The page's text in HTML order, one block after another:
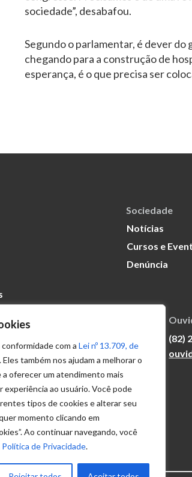
com a Lei nº 13.709, de
. Eles também nos ajudam a melhorar o
oferecer um atendimento mais
experiência ao usuário. Você pode
tipos de cookies e alterar seu
momento clicando em
Ao continuar navegando, você
Política de Privacidade.
sociedade”, desabafou.
Segundo o parlamentar, é dever do
chegando para a construção de
esperança, é o que precisa ser
Sociedade
Notícias
Cursos e
Denúncia
(82)